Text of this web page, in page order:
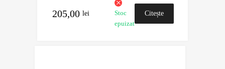
205,00 lei
Stoc
epuizat
Citește